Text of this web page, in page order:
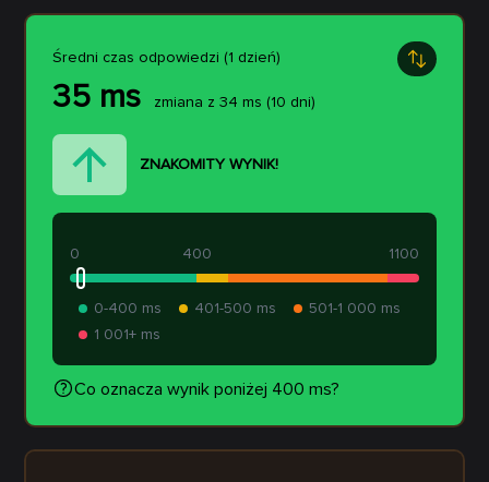
Średni czas odpowiedzi (1 dzień)
35 ms zmiana z 34 ms (10 dni)
ZNAKOMITY WYNIK!
400
0 1100
0-400 ms 401-500 ms
501-1 000 ms
1 001+ ms
Co oznacza wynik poniżej 400 ms?